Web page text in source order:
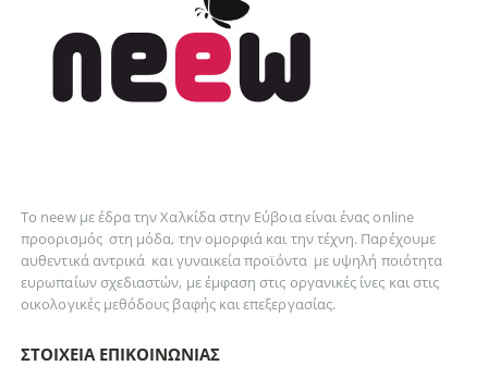
Το neew με έδρα την Xαλκίδα στην Εύβοια είναι ένας online
προορισμός στη μόδα, τηνομορφιά και τηντέχνη. Παρέχουμε
αυθεντικάαντρικά καιγυναικείαπροϊόντα με υψηλή ποιότητα
ευρωπαίων σχεδιαστών, με έμφαση στις οργανικές ίνες και στις
οικολογικές μεθόδους βαφής και επεξεργασίας.
ΣΤΟΙΧΕΊΑ ΕΠΙΚΟΙΝΩΝΊΑΣ